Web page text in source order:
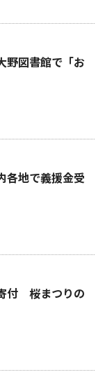
図書館で「お
地で義援金受
付 桜まつりの